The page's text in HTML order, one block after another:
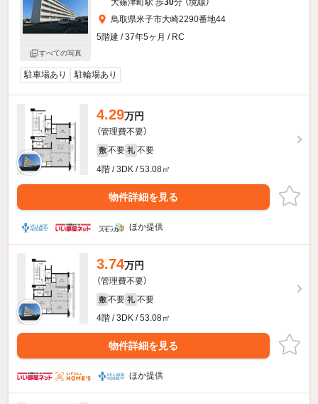
すべての写真
大篠津町駅 歩30分 （境線）
鳥取県米子市大崎2290番地44
5階建 / 37年5ヶ月 / RC
駐車場あり 駐輪場あり
4.29万円
（管理費不要）
敷 不要 礼 不要
4階 / 3DK / 53.08㎡
物件詳細を見る
ほか提供
3.74万円
（管理費不要）
敷 不要 礼 不要
4階 / 3DK / 53.08㎡
物件詳細を見る
ほか提供